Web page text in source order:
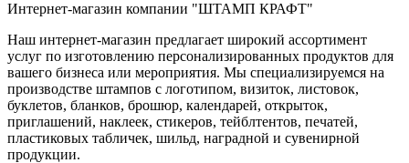
Интернет-магазин компании "ШТАМП КРАФТ"
Наш интернет-магазин предлагает широкий ассортимент
услуг по изготовлению персонализированных продуктов для
вашего бизнеса или мероприятия. Мы специализируемся на
производстве штампов с логотипом, визиток, листовок,
буклетов, бланков, брошюр, календарей, открыток,
приглашений, наклеек, стикеров, тейблтентов, печатей,
пластиковых табличек, шильд, наградной и сувенирной
продукции.